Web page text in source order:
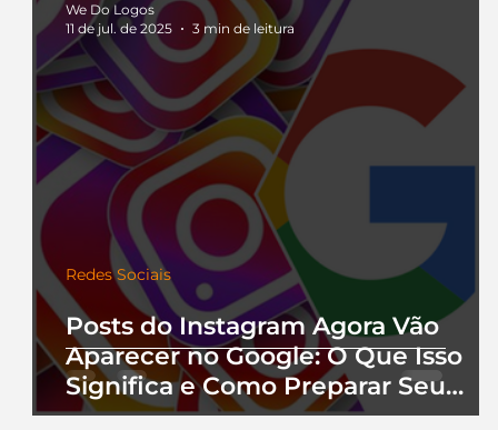
Posts do Instagram Agora Vão
Aparecer no Google: O Que Isso
Significa e Como Preparar Seu
Perfil
Redes Sociais
We Do Logos
11 de jul. de 2025
3 min de leitura